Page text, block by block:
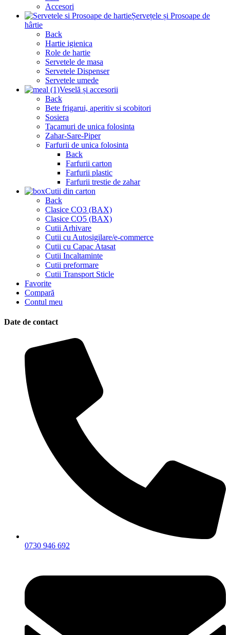
Accesori
Șervețele și Prosoape de
hârtie
Back
Hartie igienica
Role de hartie
Servetele de masa
Servetele Dispenser
Servetele umede
Veselă și accesorii
Back
Bete frigarui, aperitiv si scobitori
Sosiera
Tacamuri de unica folosinta
Zahar-Sare-Piper
Farfurii de unica folosinta
Back
Farfurii carton
Farfurii plastic
Farfurii trestie de zahar
Cutii din carton
Back
Clasice CO3 (BAX)
Clasice CO5 (BAX)
Cutii Arhivare
Cutii cu Autosigilare/e-commerce
Cutii cu Capac Atasat
Cutii Incaltaminte
Cutii preformare
Cutii Transport Sticle
Favorite
Compară
Contul meu
Date de contact
0730 946 692